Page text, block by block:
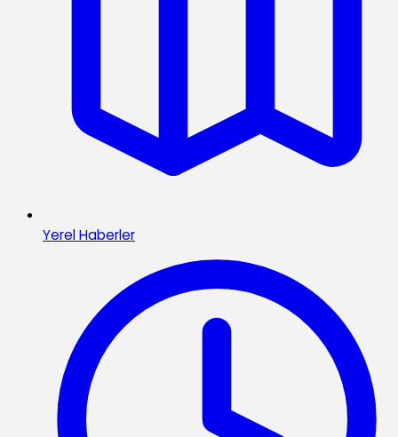
Yerel Haberler